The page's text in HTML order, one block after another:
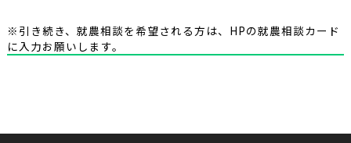
※引き続き、就農相談を希望される方は、HPの就農相談カード
に入力お願いします。